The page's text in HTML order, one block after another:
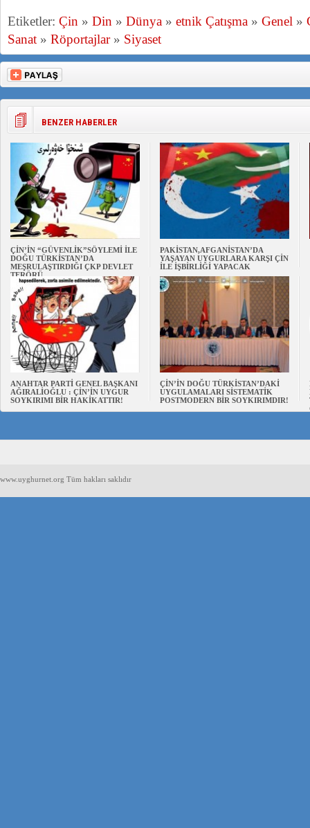
Etiketler: Çin » Din » Dünya » etnik Çatışma » Genel »
Sanat » Röportajlar» Siyaset
BENZER HABERLER
ÇİN’İN “GÜVENLİK”SÖYLEMİ İLE
DOĞU TÜRKİSTAN’DA
MEŞRULAŞTIRDIĞI ÇKP DEVLET
TERÖRÜ
PAKİSTAN,AFGANİSTAN’DA
YAŞAYAN UYGURLARA KARŞI ÇİN
İLE İŞBİRLİĞİ YAPACAK
ANAHTAR PARTİ GENEL BAŞKANI
AĞIRALİOĞLU : ÇİN’İN UYGUR
SOYKIRIMI BİR HAKİKATTIR!
ÇİN’İN DOĞU TÜRKİSTAN’DAKİ
UYGULAMALARI SİSTEMATİK
POSTMODERN BİR SOYKIRIMDIR!
www.uyghurnet.org Tüm hakları saklıdır